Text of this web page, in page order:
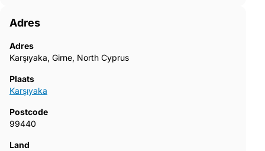
Adres
Adres
Karşıyaka, Girne, North Cyprus
Plaats
Karşıyaka
Postcode
99440
Land